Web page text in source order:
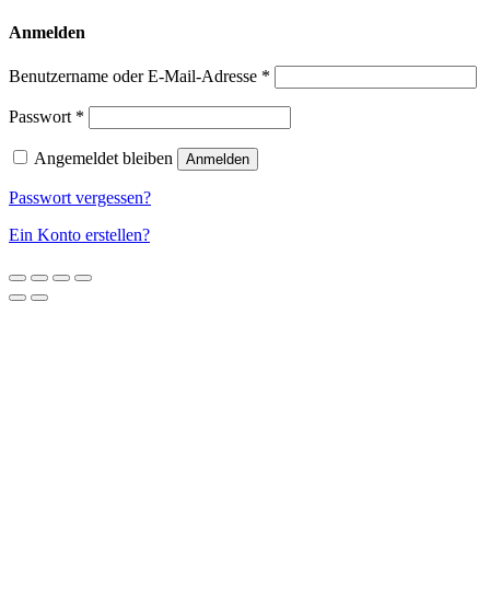
Anmelden
Benutzername oder E-Mail-Adresse *
Passwort *
Angemeldet bleiben Anmelden
Passwort vergessen?
Ein Konto erstellen?